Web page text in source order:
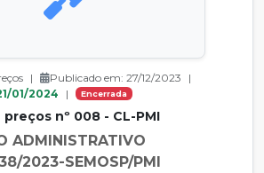
| Publicado em: 27/12/2023
|
01/2024
| Encerrada
nº 008 - CL-PMI
ADMINISTRATIVO
2023-SEMOSP/PMI